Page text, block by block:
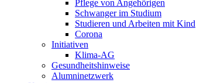
Pflege von Angehörigen
Schwanger im Studium
Studieren und Arbeiten mit Kind
Corona
Initiativen
Klima-AG
Gesundheitshinweise
Alumninetzwerk